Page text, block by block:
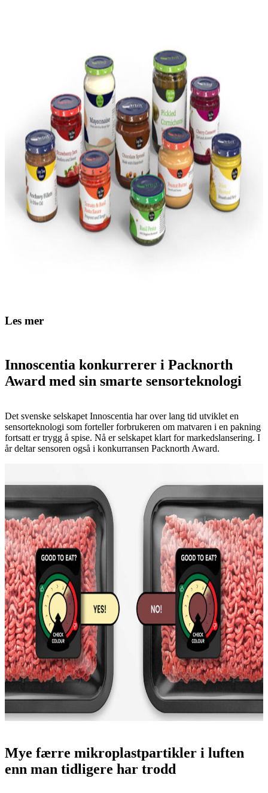
Les mer
Innoscentia konkurrerer i Packnorth
Award med sin smarte sensorteknologi
Det svenske selskapet Innoscentia har over lang tid utviklet en
sensorteknologi som forteller forbrukeren om matvaren i en pakning
fortsatt er trygg å spise. Nå er selskapet klart for markedslansering. I
år deltar sensoren også i konkurransen Packnorth Award.
Mye færre mikroplastpartikler i luften
enn man tidligere har trodd